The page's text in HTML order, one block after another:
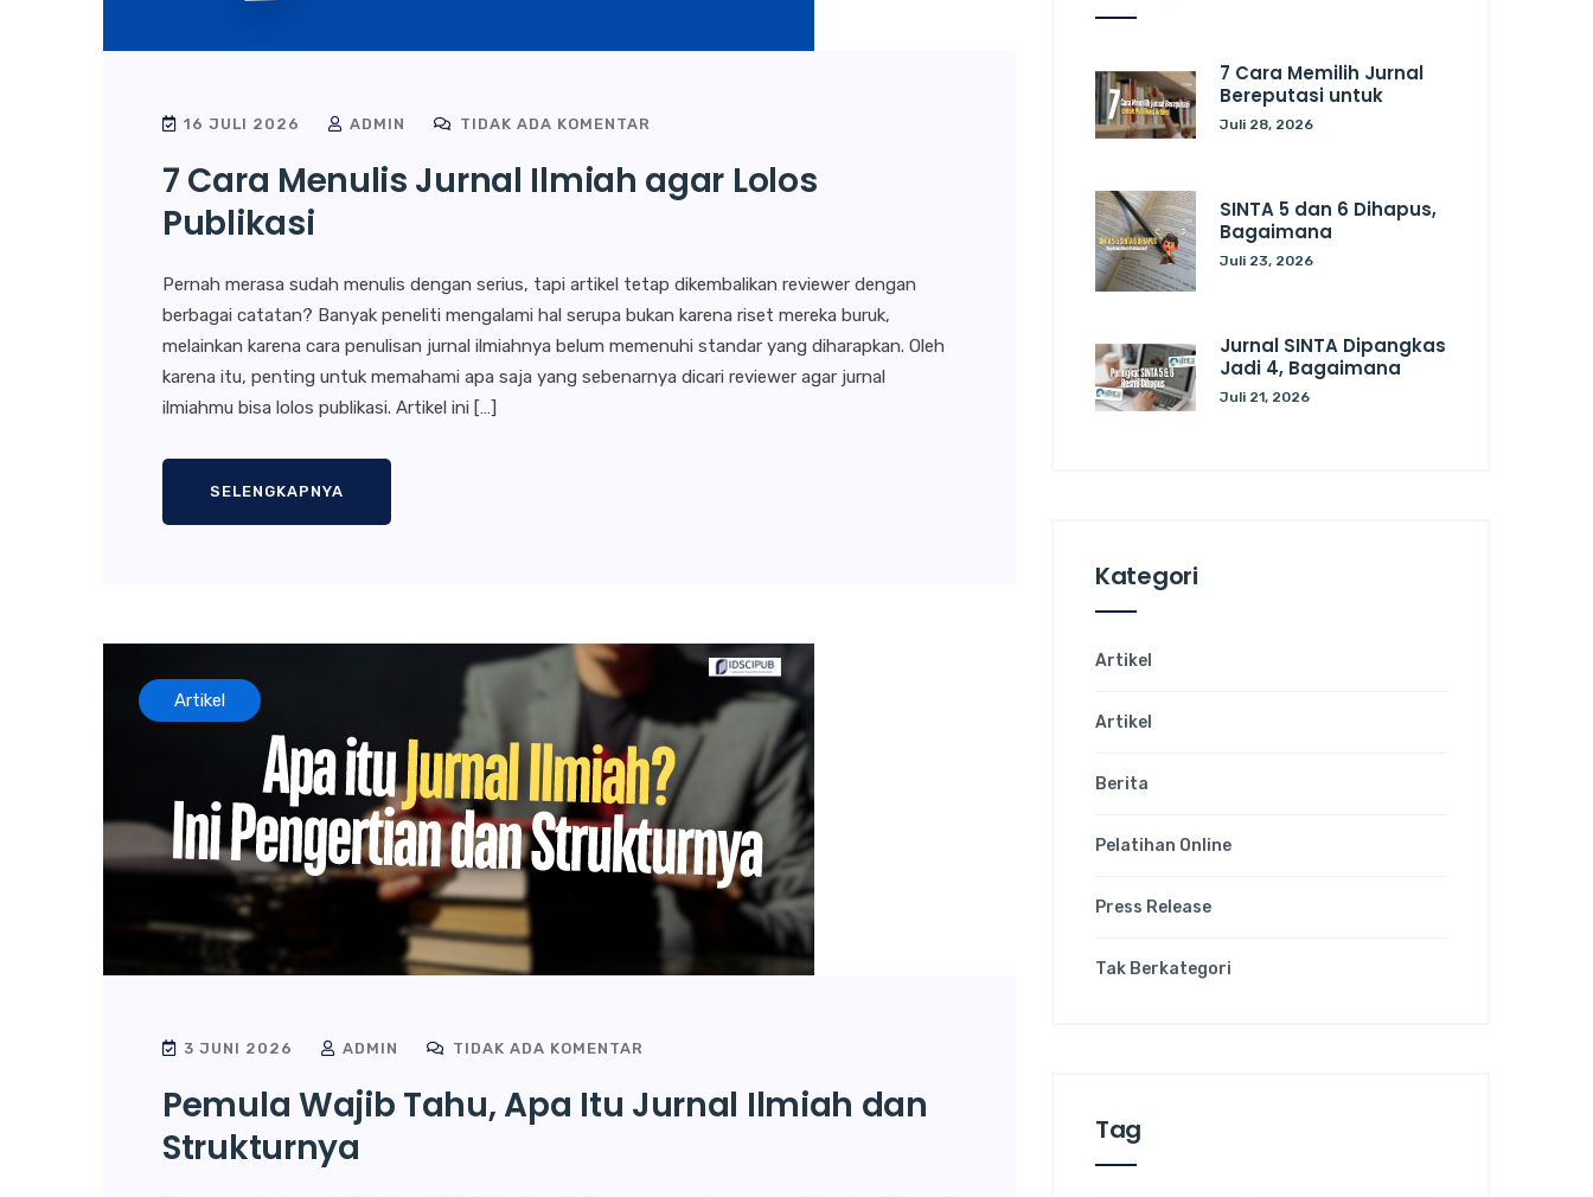
16 JULI 2026 ADMIN TIDAK ADA KOMENTAR
7 Cara Menulis Jurnal Ilmiah agar Lolos
Publikasi
Pernah merasa sudah menulis dengan serius, tapi artikel tetap dikembalikan reviewer dengan
berbagai catatan? Banyak peneliti mengalami hal serupa bukan karena riset mereka buruk,
melainkan karena cara penulisan jurnal ilmiahnya belum memenuhi standar yang diharapkan. Oleh
karena itu, penting untuk memahami apa saja yang sebenarnya dicari reviewer agar jurnal
ilmiahmu bisa lolos publikasi. Artikel ini […]
SELENGKAPNYA
Artikel
3 JUNI 2026 ADMIN TIDAK ADA KOMENTAR
Pemula Wajib Tahu, Apa Itu Jurnal Ilmiah dan
Strukturnya
7 Cara Memilih Jurnal
Bereputasi untuk
Juli 28, 2026
SINTA 5 dan 6 Dihapus,
Bagaimana
Juli 23, 2026
Jurnal SINTA Dipangkas
Jadi 4, Bagaimana
Juli 21, 2026
Kategori
Artikel
Artikel
Berita
Pelatihan Online
Press Release
Tak Berkategori
Tag